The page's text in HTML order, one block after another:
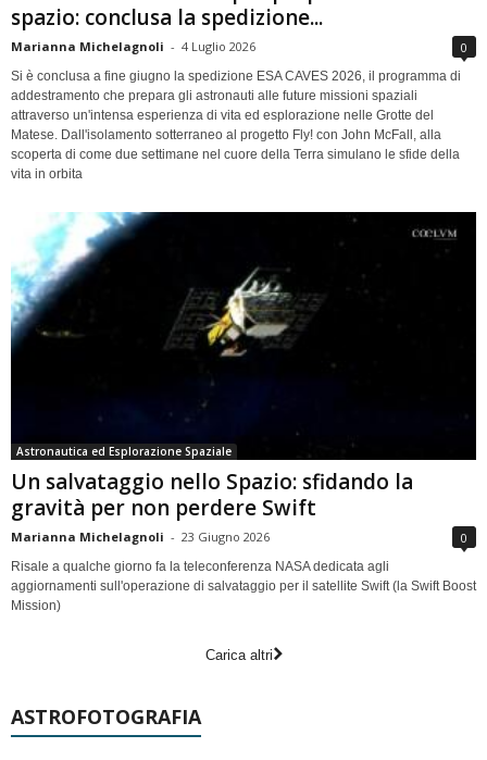
spazio: conclusa la spedizione...
Marianna Michelagnoli - 4 Luglio 2026 0
Si è conclusa a fine giugno la spedizione ESA CAVES 2026, il programma di
addestramento che prepara gli astronauti alle future missioni spaziali
attraverso un'intensa esperienza di vita ed esplorazione nelle Grotte del
Matese. Dall'isolamento sotterraneo al progetto Fly! con John McFall, alla
scoperta di come due settimane nel cuore della Terra simulano le sfide della
vita in orbita
Astronautica ed Esplorazione Spaziale
Un salvataggio nello Spazio: sfidando la
gravità per non perdere Swift
Marianna Michelagnoli - 23 Giugno 2026 0
Risale a qualche giorno fa la teleconferenza NASA dedicata agli
aggiornamenti sull'operazione di salvataggio per il satellite Swift (la Swift Boost
Mission)
Carica altri
ASTROFOTOGRAFIA